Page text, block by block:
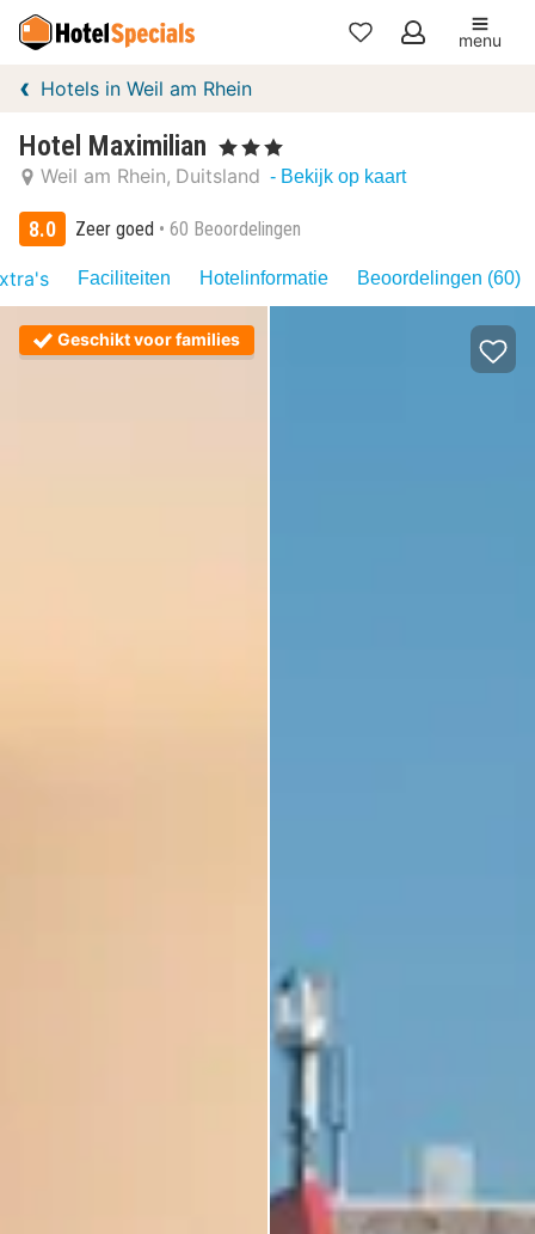
Mijn
menu
Hotels in Weil am Rhein
Hotel Maximilian , 3 Sterren
Weil am Rhein Duitsland - Bekijk op kaart
8.0 Zeer goed 60 Beoordelingen
Faciliteiten Hotelinformatie Beoordelingen (60)
Geschikt voor families